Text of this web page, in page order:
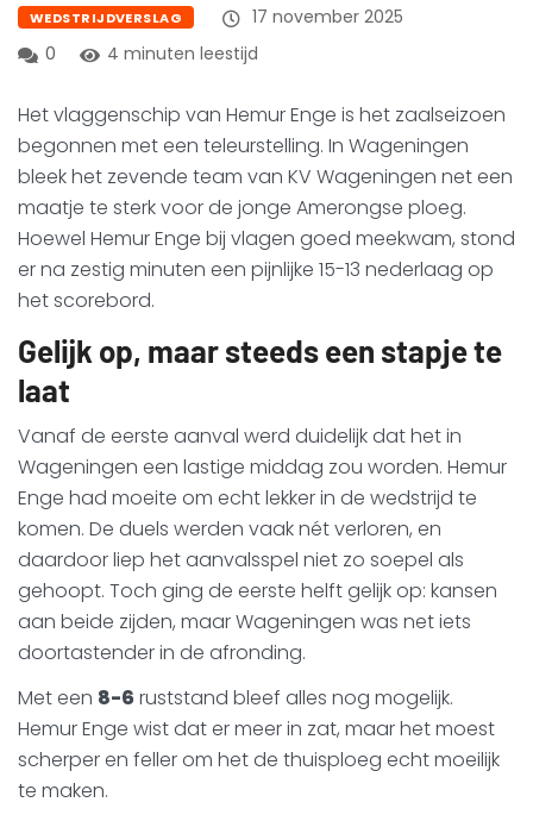
WEDSTRIJDVERSLAG
17 november 2025
0
4 minuten leestijd
Het vlaggenschip van Hemur Enge is het zaalseizoen
begonnen met een teleurstelling. In Wageningen
bleek het zevende team van KV Wageningen net een
maatje te sterk voor de jonge Amerongse ploeg.
Hoewel Hemur Enge bij vlagen goed meekwam, stond
er na zestig minuten een pijnlijke 15-13 nederlaag op
het scorebord.
Gelijk op, maar steeds een stapje te
laat
Vanaf de eerste aanval werd duidelijk dat het in
Wageningen een lastige middag zou worden. Hemur
Enge had moeite om echt lekker in de wedstrijd te
komen. De duels werden vaak nét verloren, en
daardoor liep het aanvalsspel niet zo soepel als
gehoopt. Toch ging de eerste helft gelijk op: kansen
aan beide zijden, maar Wageningen was net iets
doortastender in de afronding.
Met een 8-6ruststand bleef alles nog mogelijk.
Hemur Enge wist dat er meer in zat, maar het moest
scherper en feller om het de thuisploeg echt moeilijk
te maken.